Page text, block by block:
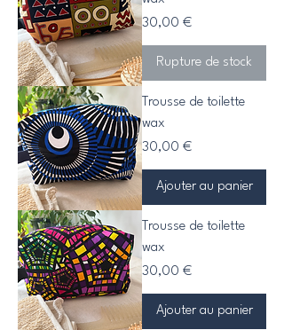
Prix
30,00 €
Rupture de stock
Trousse de toilette
wax
Prix
30,00 €
Ajouter au panier
Trousse de toilette
wax
Prix
30,00 €
Ajouter au panier